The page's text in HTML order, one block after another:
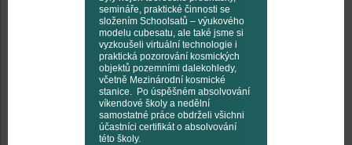
semináře, praktické činnosti se
složením Schoolsatů – výukového
modelu cubesatu, ale také jsme si
vyzkoušeli virtuální technologie i
praktická pozorování kosmických
objektů pozemními dalekohledy,
včetně Mezinárodní kosmické
stanice. Po úspěšném absolvování
víkendové školy a nedělní
samostatné práce obdrželi všichni
účastníci certifikát o absolvování
této školy.